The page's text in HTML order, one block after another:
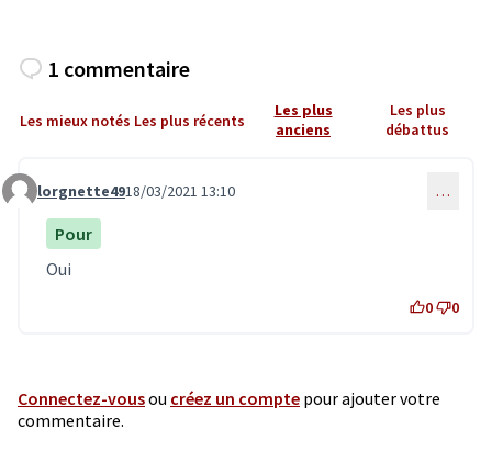
1 commentaire
Les mieux notés Les plus récents
Les plus
anciens
Les plus
débattus
Commentaire 2839
lorgnette4918/03/2021 13:10 …
Pour
Oui
0 0
Connectez-vousou créez un compte pour ajouter votre
commentaire.